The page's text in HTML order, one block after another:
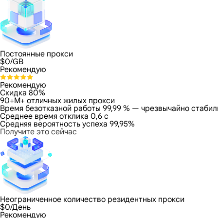
Постоянные прокси
$0/GB
Рекомендую
Рекомендую
Скидка 80%
90+M+ отличных жилых прокси
Время безотказной работы 99,99 % — чрезвычайно
Среднее время отклика 0,6 с
Средняя вероятность успеха 99,95%
Получите это сейчас
Неограниченное количество резидентных прокси
$0/День
Рекомендую